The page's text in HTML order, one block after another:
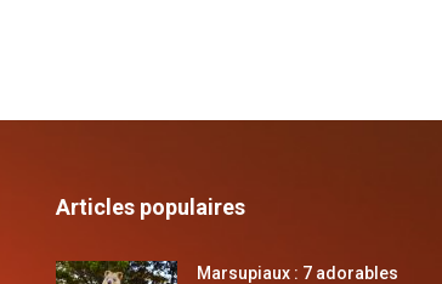
Articles populaires
Marsupiaux : 7 adorables